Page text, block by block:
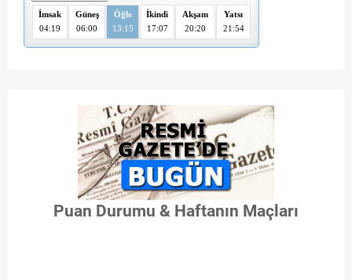
Puan Durumu & Haftanın Maçları